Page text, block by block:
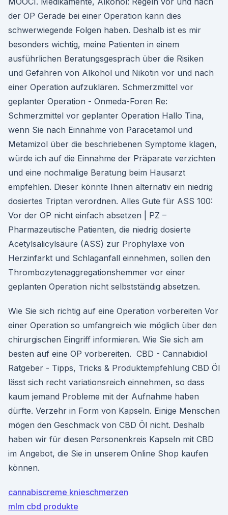
der OP Gerade bei einer Operation kann dies
schwerwiegende Folgen haben. Deshalb ist es mir
besonders wichtig, meine Patienten in einem
ausführlichen Beratungsgespräch über die Risiken
und Gefahren von Alkohol und Nikotin vor und nach
einer Operation aufzuklären. Schmerzmittel vor
geplanter Operation - Onmeda-Foren Re:
Schmerzmittel vor geplanter Operation Hallo Tina,
wenn Sie nach Einnahme von Paracetamol und
Metamizol über die beschriebenen Symptome klagen,
würde ich auf die Einnahme der Präparate verzichten
und eine nochmalige Beratung beim Hausarzt
empfehlen. Dieser könnte Ihnen alternativ ein niedrig
dosiertes Triptan verordnen. Alles Gute für ASS 100:
Vor der OP nicht einfach absetzen | PZ –
Pharmazeutische Patienten, die niedrig dosierte
Acetylsalicylsäure (ASS) zur Prophylaxe von
Herzinfarkt und Schlag­anfall einnehmen, sollen den
Thrombozytenaggregationshemmer vor einer
geplanten Operation nicht selbstständig absetzen.
Wie Sie sich richtig auf eine Operation vorbereiten Vor
einer Operation so umfangreich wie möglich über den
chirurgischen Eingriff informieren. Wie Sie sich am
besten auf eine OP vorbereiten. ️ CBD - Cannabidiol
Ratgeber - Tipps, Tricks & Produktempfehlung CBD Öl
lässt sich recht variationsreich einnehmen, so dass
kaum jemand Probleme mit der Aufnahme haben
dürfte. Verzehr in Form von Kapseln. Einige Menschen
mögen den Geschmack von CBD Öl nicht. Deshalb
haben wir für diesen Personenkreis Kapseln mit CBD
im Angebot, die Sie in unserem Online Shop kaufen
können.
cannabiscreme knieschmerzen
mlm cbd produkte